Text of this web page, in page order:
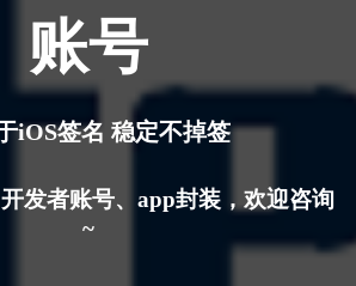
账号
iOS签名 稳定不掉签
发者账号、app封装，欢迎咨询
~